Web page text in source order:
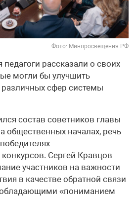
Фото: Минпросвещения РФ
рассказали о своих
могли бы улучшить
сфер системы
состав советников главы
общественных началах, речь
Сергей Кравцов
участников на важности
в качестве обратной связи
«пониманием